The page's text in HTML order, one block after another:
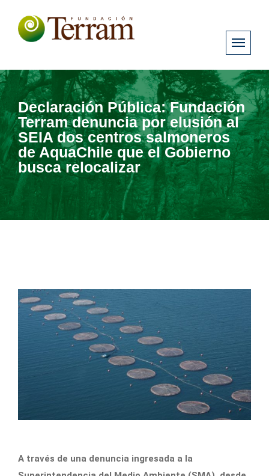
Declaración Pública: Fundación
Terram denuncia por elusión al
SEIA dos centros salmoneros
de AquaChile que el Gobierno
busca relocalizar
A través de una denuncia ingresada a la